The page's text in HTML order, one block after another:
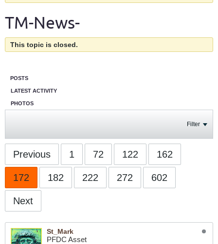
TM-News-
This topic is closed.
POSTS
LATEST ACTIVITY
PHOTOS
Filter
Previous 1 72 122 162
172 182 222 272 602
Next
St_Mark
PFDC Asset